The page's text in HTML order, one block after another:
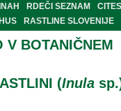
RDEČI SEZNAM
CITES
RASTLINE SLOVENIJE
V BOTANIČNEM
(Inula